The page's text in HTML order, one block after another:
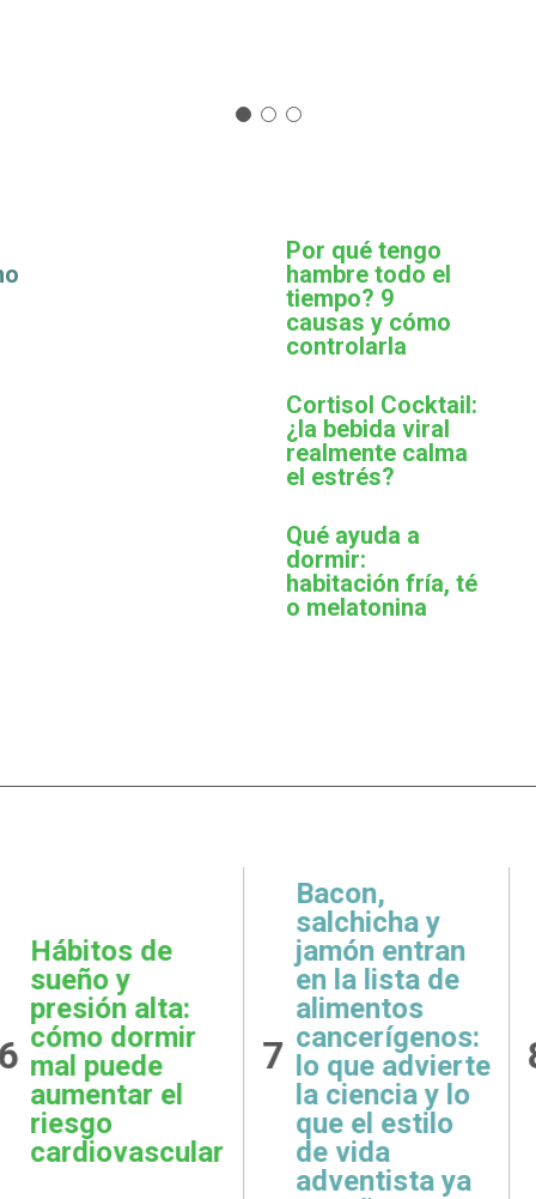
Por qué tengo
hambre todo el
tiempo? 9
causas y cómo
controlarla
Cortisol Cocktail:
¿la bebida viral
realmente calma
el estrés?
Qué ayuda a
dormir:
habitación fría, té
o melatonina
entran
de
advierte
y lo
estilo
ya
8
realistas:
cómo definir
objetivos
posibles y
cuidar la salud
emocional
9
qué
la